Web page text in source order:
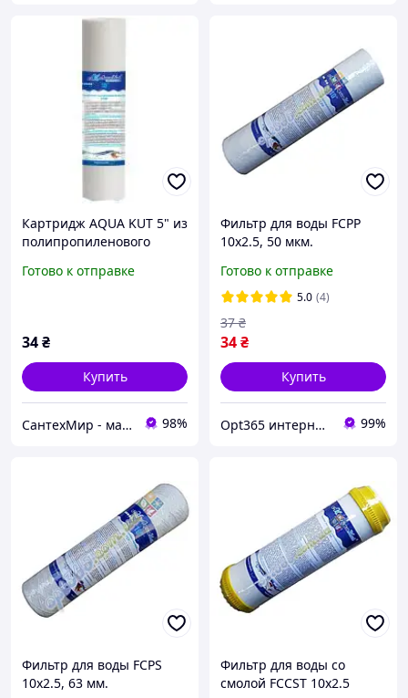
Картридж AQUA KUT 5" из
полипропиленового
очистка)
Готово к отправке
34₴
Купить
СантехМир - магазин сантехники 98%
Фильтр для воды FCPP
10х2.5, 50 мкм.
Готово к отправке
5.0 (4)
34₴
37 ₴
Купить
Opt365 интернет-магазин 99%
Фильтр для воды FCPS
10х2.5, 63 мм.
Фильтр для воды со
смолой FCCST 10х2.5